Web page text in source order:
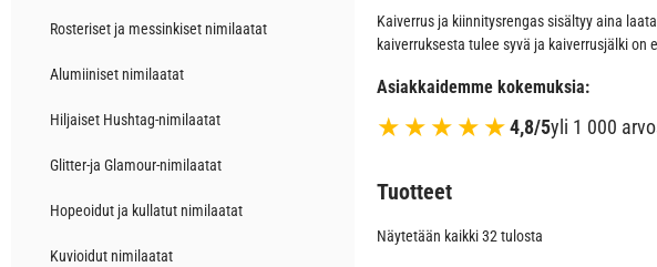
Rosteriset ja messinkiset nimilaatat
Alumiiniset nimilaatat
Hiljaiset Hushtag-nimilaatat
Glitter-ja Glamour-nimilaatat
Hopeoidut ja kullatut nimilaatat
Kuvioidut nimilaatat
Kaiverrus ja kiinnitysrengas sisältyy aina
kaiverruksesta tulee syvä ja kaiverrusjälki on
Asiakkaidemme kokemuksia:
★★★★★4,8/5yli 1 000
Tuotteet
Näytetään kaikki 32 tulosta